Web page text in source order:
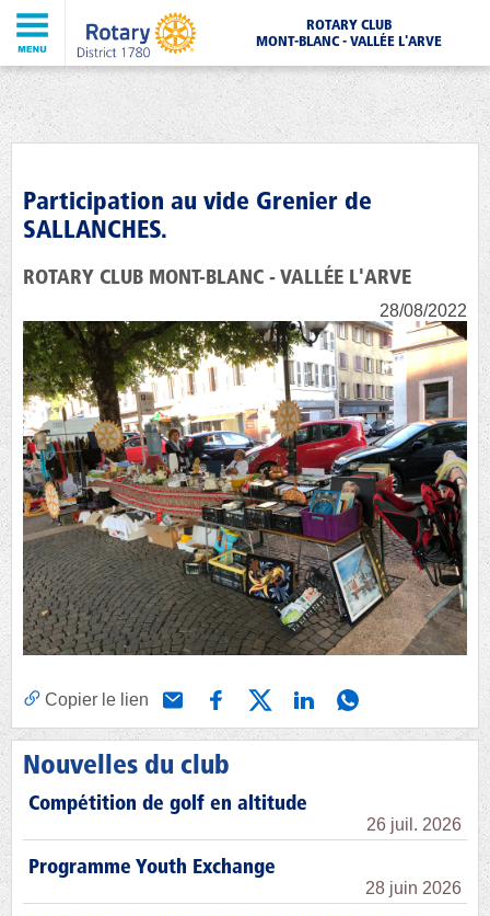
ROTARY CLUB
MONT-BLANC - VALLÉE L'ARVE
Participation au vide Grenier de
SALLANCHES.
ROTARY CLUB MONT-BLANC - VALLÉE L'ARVE
28/08/2022
Copier le lien
Nouvelles du club
Compétition de golf en altitude
26 juil. 2026
Programme Youth Exchange
28 juin 2026